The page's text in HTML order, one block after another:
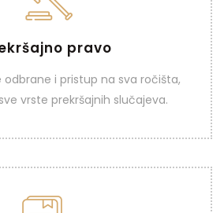
pravo
odbrane i pristup na sva ročišta,
vrste prekršajnih slučajeva.
pravo
VIDI VIŠE